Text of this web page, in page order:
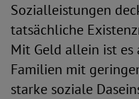
Sozialleistungen
tatsächliche
Mit Geld allein ist es
Familien mit
starke soziale